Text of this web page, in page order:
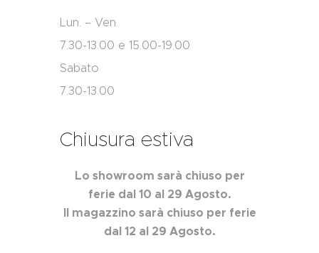
Lun. – Ven.
7.30-13.00 e 15.00-19.00
Sabato
7.30-13.00
Chiusura estiva
Lo showroom sarà chiuso per
ferie dal 10 al 29 Agosto.
Il magazzino sarà chiuso per ferie
dal 12 al 29 Agosto.